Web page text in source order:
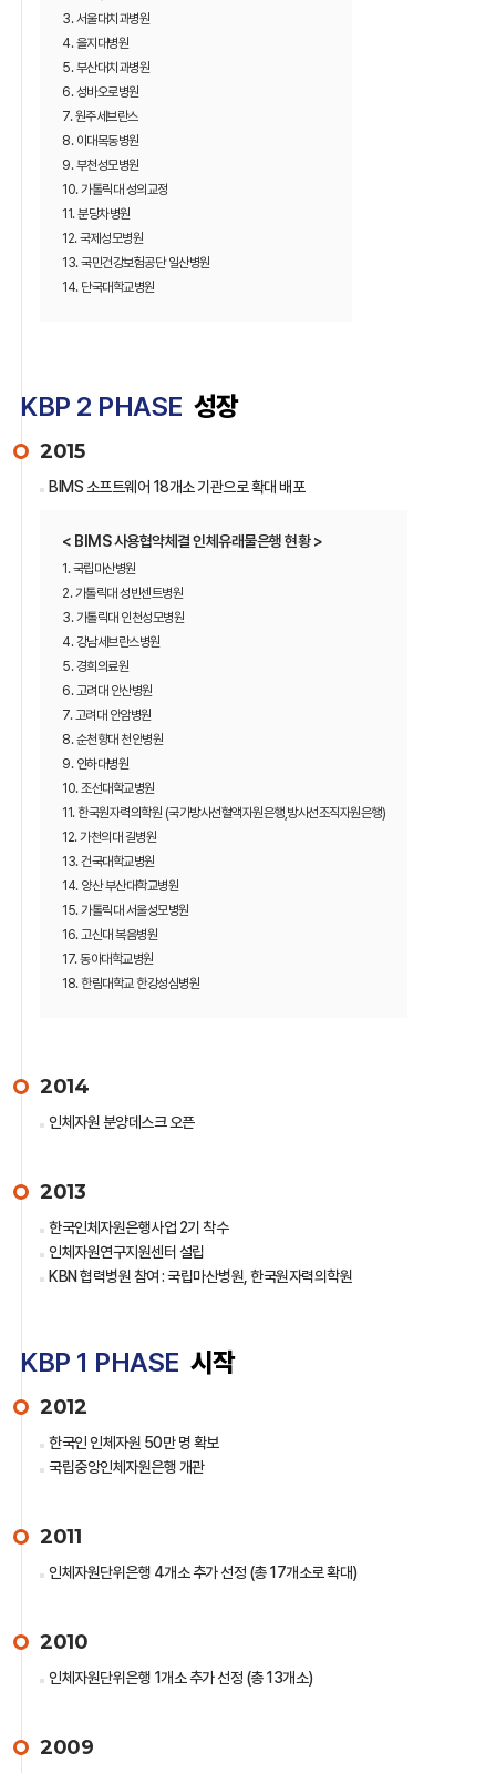
3. 서울대치과병원
4. 을지대병원
5. 부산대치과병원
6. 성바오로병원
7. 원주세브란스
8. 이대목동병원
9. 부천성모병원
10. 가톨릭대 성의교정
11. 분당차병원
12. 국제성모병원
13. 국민건강보험공단 일산병원
14. 단국대학교병원
KBP 2 PHASE 성장
2015
BIMS 소프트웨어 18개소 기관으로 확대 배포
< BIMS 사용협약체결 인체유래물은행 현황 >
1. 국립마산병원
2. 가톨릭대 성빈센트병원
3. 가톨릭대 인천성모병원
4. 강남세브란스병원
5. 경희의료원
6. 고려대 안산병원
7. 고려대 안암병원
8. 순천향대 천안병원
9. 인하대병원
10. 조선대학교병원
11. 한국원자력의학원 (국가방사선혈액자원은행,방사선조직자원은행)
12. 가천의대 길병원
13. 건국대학교병원
14. 양산 부산대학교병원
15. 가톨릭대 서울성모병원
16. 고신대 복음병원
17. 동아대학교병원
18. 한림대학교 한강성심병원
2014
인체자원 분양데스크 오픈
2013
한국인체자원은행사업 2기 착수
인체자원연구지원센터 설립
KBN 협력병원 참여 : 국립마산병원, 한국원자력의학원
KBP 1 PHASE 시작
2012
한국인 인체자원 50만 명 확보
국립중앙인체자원은행 개관
2011
인체자원단위은행 4개소 추가 선정 (총 17개소로 확대)
2010
인체자원단위은행 1개소 추가 선정 (총 13개소)
2009